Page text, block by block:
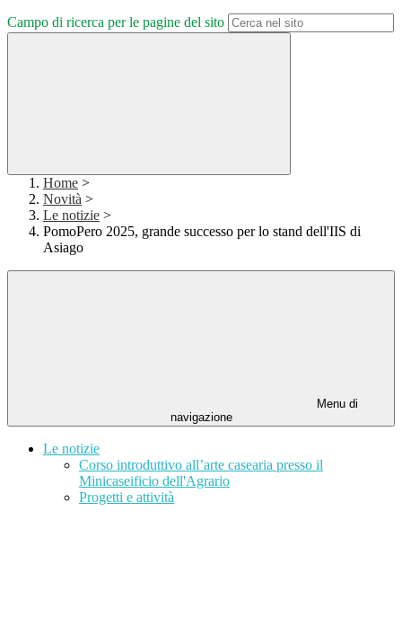
Campo di ricerca per le pagine del sito
Home >
Novità >
Le notizie >
PomoPero 2025, grande successo per lo stand dell'IIS di
Asiago
Menu di
navigazione
Le notizie
Corso introduttivo all’arte casearia presso il
Minicaseificio dell'Agrario
Progetti e attività